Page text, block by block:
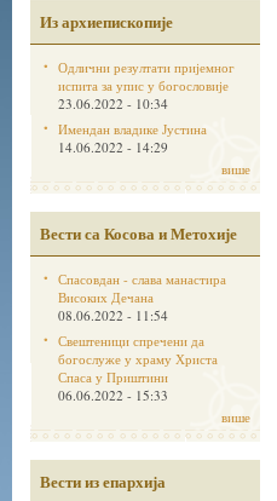
Из архиепископије
Одлични резултати пријемног
испита за упис у богословије
23.06.2022 - 10:34
Имендан владике Јустина
14.06.2022 - 14:29
више
Вести са Косова и Метохије
Спасовдан - слава манастира
Високих Дечана
08.06.2022 - 11:54
Свештеници спречени да
богослуже у храму Христа
Спаса у Приштини
06.06.2022 - 15:33
више
Вести из епархија